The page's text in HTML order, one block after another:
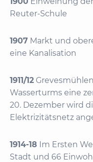
Reuter-Schule
1907 Markt und
eine Kanalisation
1911/12
Wasserturms eine
20. Dezember wird
Elektrizitätsnetz
1914-18 Im Ersten
Stadt und 66